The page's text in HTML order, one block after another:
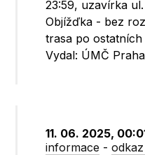
23:59, uzavírka
Objížďka - bez
trasa po
Vydal: ÚMČ
11. 06. 2025,
informace -